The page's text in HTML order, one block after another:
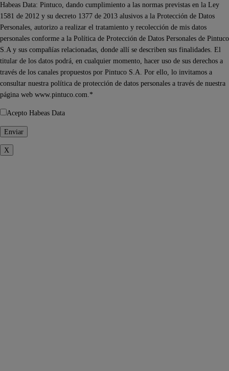
Habeas Data: Pintuco, dando cumplimiento a las normas previstas en la Ley
1581 de 2012 y su decreto 1377 de 2013 alusivos a la Protección de Datos
Personales, autorizo a realizar el tratamiento y recolección de mis datos
personales conforme a la Política de Protección de Datos Personales de Pintuco
S.A y sus compañías relacionadas, donde allí se describen sus finalidades. El
titular de los datos podrá, en cualquier momento, hacer uso de sus derechos a
través de los canales propuestos por Pintuco S.A. Por ello, lo invitamos a
consultar nuestra política de protección de datos personales a través de nuestra
página web www.pintuco.com.*
Acepto Habeas Data
X